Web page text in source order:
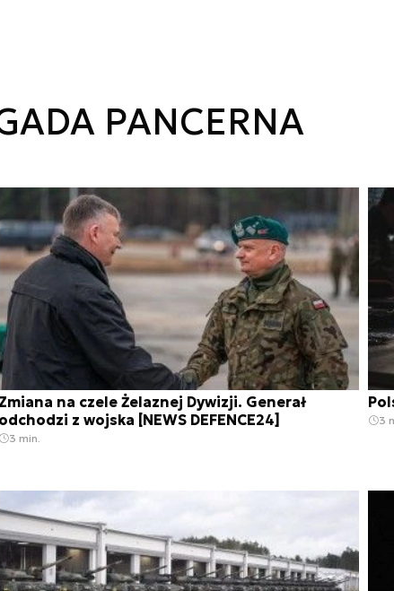
PANCERNA
Zmiana na czele Żelaznej Dywizji. Generał
odchodzi z wojska [NEWS DEFENCE24]
3 min.
3